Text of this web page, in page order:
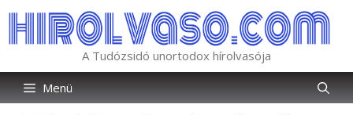
tartalomba
A Tudózsidó unortodox hírolvasója
Menü